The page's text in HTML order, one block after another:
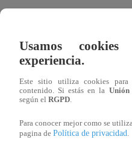
rápidamente, se convirtió
trabajo de la concursante
Para preparar el huevo a
Usamos
experiencia.
Este sitio utiliza cookies
contenido. Si estás en la Unión
según el RGPD
Para conocer mejor como se
pagina de Política de privacidad